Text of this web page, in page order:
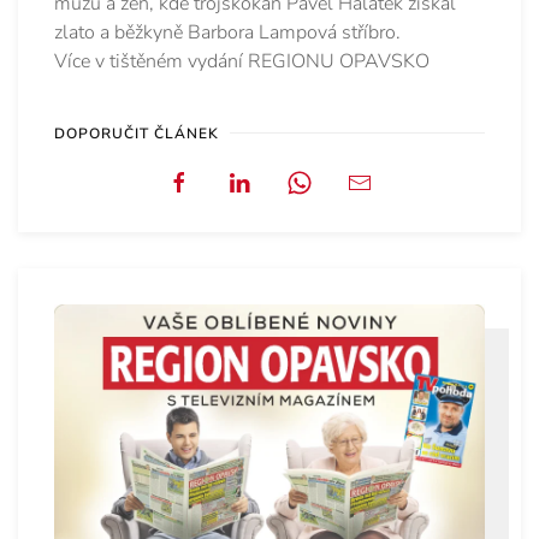
zlato a běžkyně Barbora Lampová stříbro.
Více v tištěném vydání REGIONU OPAVSKO
DOPORUČIT ČLÁNEK